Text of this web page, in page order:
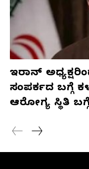
ಇರಾನ್
ಸಂಪರ್ಕದ ಬಗ್ಗೆ
ಆರೋಗ್ಯ ಸ್ಥಿತಿ